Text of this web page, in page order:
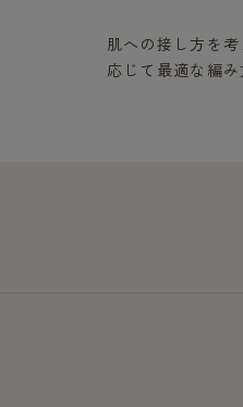
肌への接し方を
応じて最適な編み